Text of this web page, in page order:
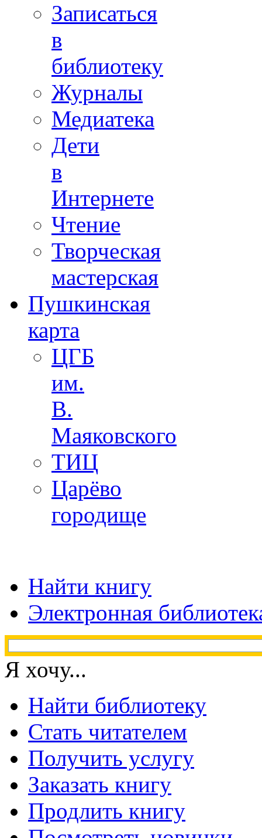
Записаться
в
библиотеку
Журналы
Медиатека
Дети
в
Интернете
Чтение
Творческая
мастерская
Пушкинская
карта
ЦГБ
им.
В.
Маяковского
ТИЦ
Царёво
городище
Найти книгу
Электронная
Я хочу...
Найти библиотеку
Стать читателем
Получить услугу
Заказать книгу
Продлить книгу